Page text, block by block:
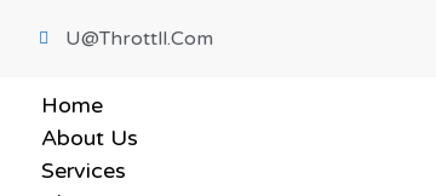
U@throttll.com
Home
About Us
Services